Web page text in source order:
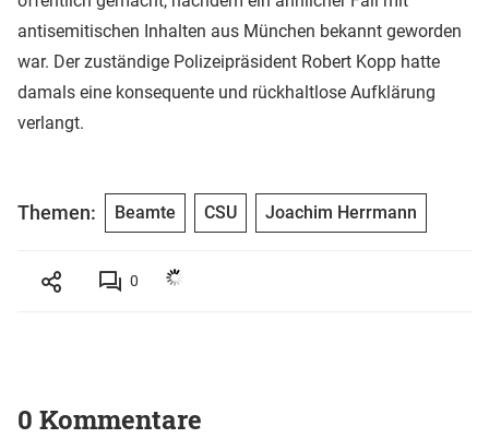
antisemitischen Inhalten aus München bekannt geworden
war. Der zuständige Polizeipräsident Robert Kopp hatte
damals eine konsequente und rückhaltlose Aufklärung
verlangt.
Themen: Beamte CSU Joachim Herrmann
0
0 Kommentare